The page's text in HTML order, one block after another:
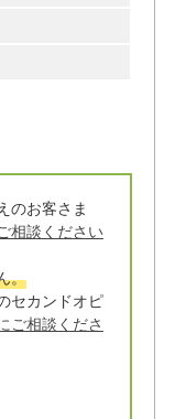
のお客さま
相談ください
。
セカンドオピ
ご相談くださ